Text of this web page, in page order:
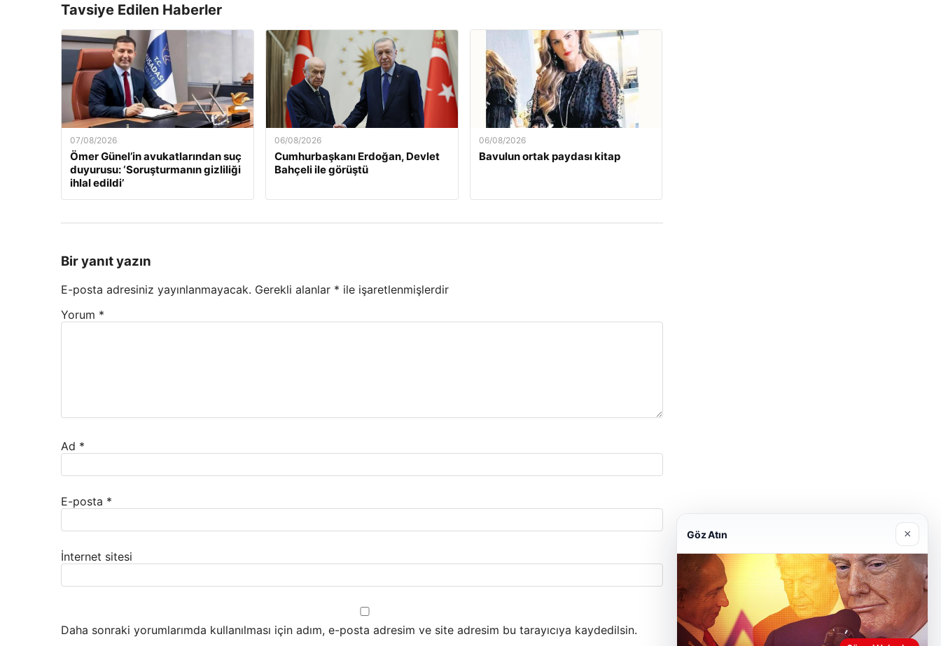
Tavsiye Edilen Haberler
07/08/2026
Ömer Günel’in avukatlarından suç
duyurusu: ‘Soruşturmanın gizliliği
ihlal edildi’
06/08/2026
Cumhurbaşkanı Erdoğan, Devlet
Bahçeli ile görüştü
06/08/2026
Bavulun ortak paydası kitap
Bir yanıt yazın
E-posta adresiniz yayınlanmayacak. Gerekli alanlar * ile işaretlenmişlerdir
Yorum *
Ad *
E-posta *
İnternet sitesi
Daha sonraki yorumlarımda kullanılması için adım, e-posta adresim ve site adresim bu tarayıcıya kaydedilsin.
Göz Atın ×